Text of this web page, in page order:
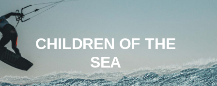
CHILDREN OF THE
SEA